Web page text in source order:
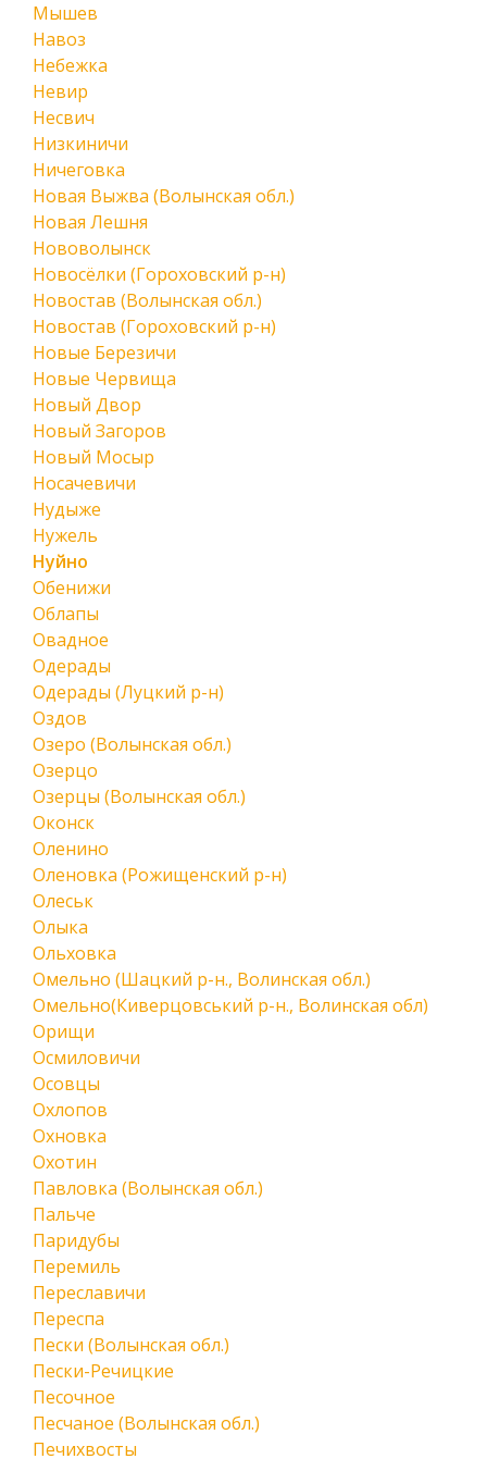
Мышев
Навоз
Небежка
Невир
Несвич
Низкиничи
Ничеговка
Новая Выжва (Волынская обл.)
Новая Лешня
Нововолынск
Новосёлки (Гороховский р-н)
Новостав (Волынская обл.)
Новостав (Гороховский р-н)
Новые Березичи
Новые Червища
Новый Двор
Новый Загоров
Новый Мосыр
Носачевичи
Нудыже
Нужель
Нуйно
Обенижи
Облапы
Овадное
Одерады
Одерады (Луцкий р-н)
Оздов
Озеро (Волынская обл.)
Озерцо
Озерцы (Волынская обл.)
Оконск
Оленино
Оленовка (Рожищенский р-н)
Олеськ
Олыка
Ольховка
Омельно (Шацкий р-н., Волинская обл.)
Омельно(Киверцовський р-н., Волинская обл)
Орищи
Осмиловичи
Осовцы
Охлопов
Охновка
Охотин
Павловка (Волынская обл.)
Пальче
Паридубы
Перемиль
Переславичи
Переспа
Пески (Волынская обл.)
Пески-Речицкие
Песочное
Песчаное (Волынская обл.)
Печихвосты